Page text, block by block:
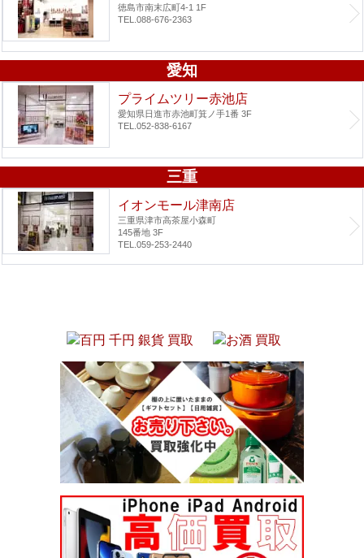
徳島市南末広町4-1 1F
TEL.088-676-2363
愛知
プライムツリー赤池店
愛知県日進市赤池町箕ノ手1番 3F
TEL.052-838-6167
三重
イオンモール津南店
三重県津市高茶屋小森町
145番地 3F
TEL.059-253-2440